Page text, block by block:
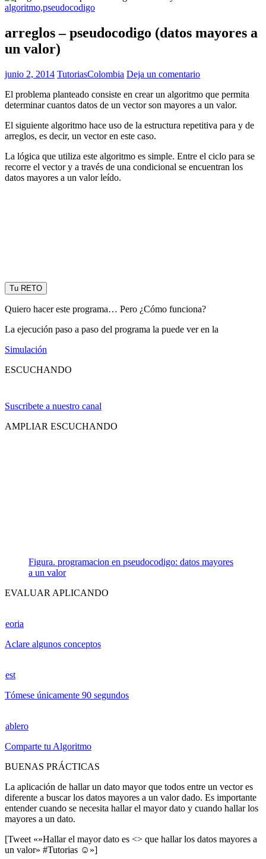
algoritmo,pseudocodigo
arreglos – pseudocodigo (datos mayores a
un valor)
junio 2, 2014 TutoriasColombia Deja un comentario
El problema planteado consiste en crear un algoritmo que permita
determinar cuantos datos de un vector son mayores a un valor.
El siguiente algoritmo hace uso de la estructura repetitiva para y de
arreglos, es decir, un vector en este caso.
La lógica que utiliza este algoritmo es simple. Entre el ciclo para se
recorre el vector y a través de una condicional se encuentran los
datos mayores a un valor leído.
Tu RETO
Quiero hacer este programa… Pero ¿Cómo funciona?
La ejecución paso a paso del programa la puede ver en la
Simulación
ESCUCHANDO
Suscribete a nuestro canal
AMPLIAR ESCUCHANDO
Figura. programacion en pseudocodigo: datos mayores
a un valor
EVALUAR APLICANDO
eoria
Aclare algunos conceptos
est
Tómese únicamente 90 segundos
ablero
Comparte tu Algoritmo
BUENAS PRÁCTICAS
La aplicación de hallar un dato mayor que todos entre un vector es
diferente a buscar los datos mayores a un valor dado. Es importante
entender cuando se necesita hallar el mayor dato y cuando hallar los
mayores a un dato.
[Tweet «»Hallar el mayor dato es <> que hallar los datos mayores a
un valor» #Tutorias ☺»]